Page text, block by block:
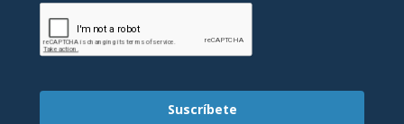
Suscríbete